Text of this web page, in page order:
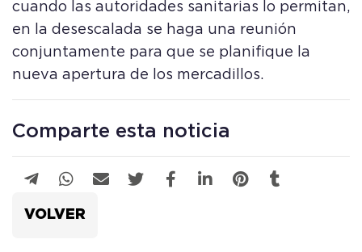
cuando las autoridades sanitarias lo permitan,
en la desescalada se haga una reunión
conjuntamente para que se planifique la
nueva apertura de los mercadillos.
Comparte esta noticia
VOLVER